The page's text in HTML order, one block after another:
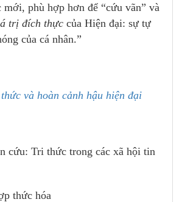
phù hợp hơn để “cứu vãn” và
trị đích thực của Hiện đại: sự tự
của cá nhân.”
và hoàn cảnh hậu hiện đại
cứu: Tri thức trong các xã hội tin
thức hóa